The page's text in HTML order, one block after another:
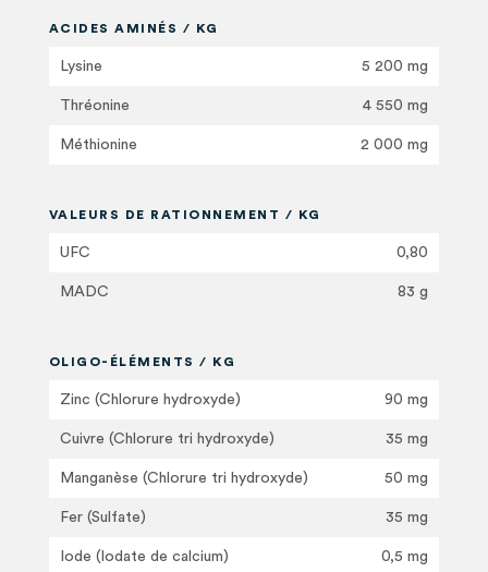
ACIDES AMINÉS / KG
Lysine 5 200 mg
Thréonine 4 550 mg
Méthionine 2 000 mg
VALEURS DE RATIONNEMENT / KG
UFC 0,80
MADC 83 g
OLIGO-ÉLÉMENTS / KG
Zinc (Chlorure hydroxyde) 90 mg
Cuivre (Chlorure tri hydroxyde) 35 mg
Manganèse (Chlorure tri hydroxyde) 50 mg
Fer (Sulfate) 35 mg
Iode (Iodate de calcium) 0,5 mg